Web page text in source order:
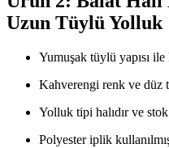
Uzun Tüylü Yolluk
Yumuşak tüylü yapısı ile
Kahverengi renk ve düz
Yolluk tipi halıdır ve
Polyester iplik